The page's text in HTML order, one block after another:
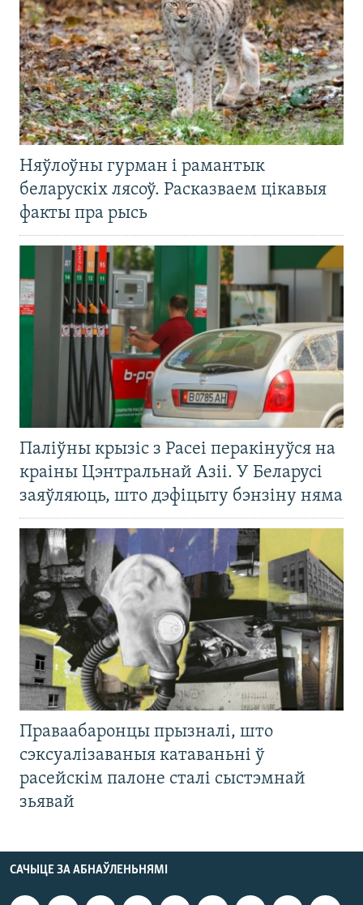
Няўлоўны гурман і рамантык
беларускіх лясоў. Расказваем цікавыя
факты пра рысь
Паліўны крызіс з Расеі перакінуўся на
краіны Цэнтральнай Азіі. У Беларусі
заяўляюць, што дэфіцыту бэнзіну няма
Праваабаронцы прызналі, што
сэксуалізаваныя катаваньні ў
расейскім палоне сталі сыстэмнай
зьявай
САЧЫЦЕ ЗА АБНАЎЛЕНЬНЯМІ